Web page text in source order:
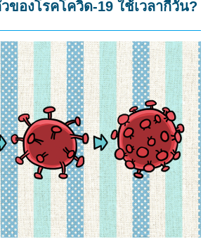
ของโรคโควิด-19 ใช้เวลากี่วัน?